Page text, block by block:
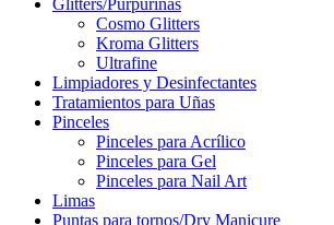
Glitters/Purpurinas
Cosmo Glitters
Kroma Glitters
Ultrafine
Limpiadores y Desinfectantes
Tratamientos para Uñas
Pinceles
Pinceles para Acrílico
Pinceles para Gel
Pinceles para Nail Art
Limas
Puntas para tornos/Dry Manicure